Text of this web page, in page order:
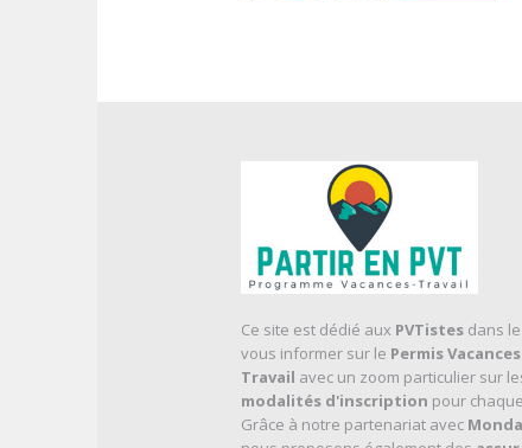
Ce site est dédié aux PVTistesdans
vous informer sur le Permis
Travail avec un zoom particulier sur
modalités d'inscription pour
Grâce à notre partenariat avec